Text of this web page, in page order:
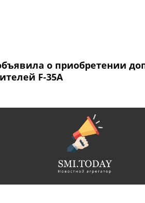
о приобретении
F-35A